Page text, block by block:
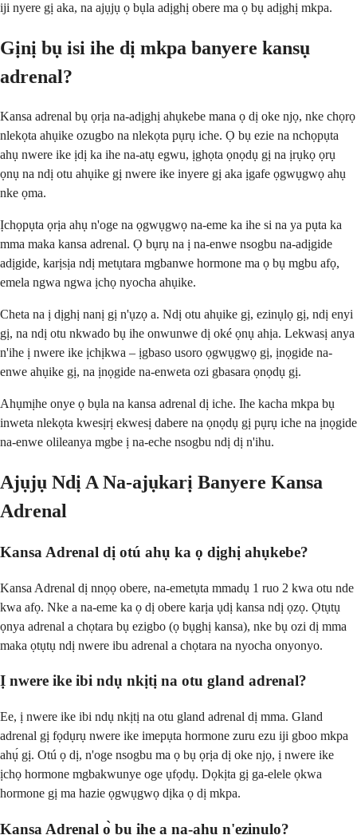
iji nyere gị aka, na ajụjụ ọ bụla adịghị obere ma ọ bụ adịghị mkpa.
Gịnị bụ isi ihe dị mkpa banyere kansụ
adrenal?
Kansa adrenal bụ ọrịa na-adịghị ahụkebe mana ọ dị oke njọ, nke chọrọ
nlekọta ahụike ozugbo na nlekọta pụrụ iche. Ọ bụ ezie na nchọpụta
ahụ nwere ike ịdị ka ihe na-atụ egwu, ịghọta ọnọdụ gị na ịrụkọ ọrụ
ọnụ na ndị otu ahụike gị nwere ike inyere gị aka ịgafe ọgwụgwọ ahụ
nke ọma.
Ịchọpụta ọrịa ahụ n'oge na ọgwụgwọ na-eme ka ihe si na ya pụta ka
mma maka kansa adrenal. Ọ bụrụ na ị na-enwe nsogbu na-adịgide
adịgide, karịsịa ndị metụtara mgbanwe hormone ma ọ bụ mgbu afọ,
emela ngwa ngwa ịchọ nyocha ahụike.
Cheta na ị dịghị nanị gị n'ụzọ a. Ndị otu ahụike gị, ezinụlọ gị, ndị enyi
gị, na ndị otu nkwado bụ ihe onwunwe dị oké ọnụ ahịa. Lekwasị anya
n'ihe ị nwere ike ịchịkwa – ịgbaso usoro ọgwụgwọ gị, ịnọgide na-
enwe ahụike gị, na ịnọgide na-enweta ozi gbasara ọnọdụ gị.
Ahụmịhe onye ọ bụla na kansa adrenal dị iche. Ihe kacha mkpa bụ
inweta nlekọta kwesịrị ekwesị dabere na ọnọdụ gị pụrụ iche na ịnọgide
na-enwe olileanya mgbe ị na-eche nsogbu ndị dị n'ihu.
Ajụjụ Ndị A Na-ajụkarị Banyere Kansa
Adrenal
Kansa Adrenal dị otú ahụ ka ọ dịghị ahụkebe?
Kansa Adrenal dị nnọọ obere, na-emetụta mmadụ 1 ruo 2 kwa otu nde
kwa afọ. Nke a na-eme ka ọ dị obere karịa ụdị kansa ndị ọzọ. Ọtụtụ
ọnya adrenal a chọtara bụ ezigbo (ọ bụghị kansa), nke bụ ozi dị mma
maka ọtụtụ ndị nwere ibu adrenal a chọtara na nyocha onyonyo.
Ị nwere ike ibi ndụ nkịtị na otu gland adrenal?
Ee, ị nwere ike ibi ndụ nkịtị na otu gland adrenal dị mma. Gland
adrenal gị fọdụrụ nwere ike imepụta hormone zuru ezu iji gboo mkpa
ahụ́ gị. Otú ọ dị, n'oge nsogbu ma ọ bụ ọrịa dị oke njọ, ị nwere ike
ịchọ hormone mgbakwunye oge ụfọdụ. Dọkịta gị ga-elele ọkwa
hormone gị ma hazie ọgwụgwọ dịka ọ dị mkpa.
Kansa Adrenal ọ̀ bụ ihe a na-ahụ n'ezinụlọ?